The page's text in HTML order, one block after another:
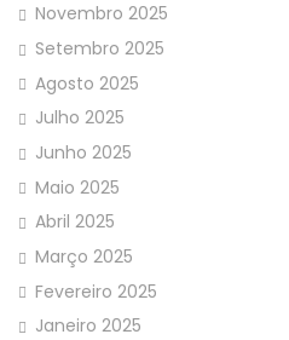
Novembro 2025
Setembro 2025
Agosto 2025
Julho 2025
Junho 2025
Maio 2025
Abril 2025
Março 2025
Fevereiro 2025
Janeiro 2025